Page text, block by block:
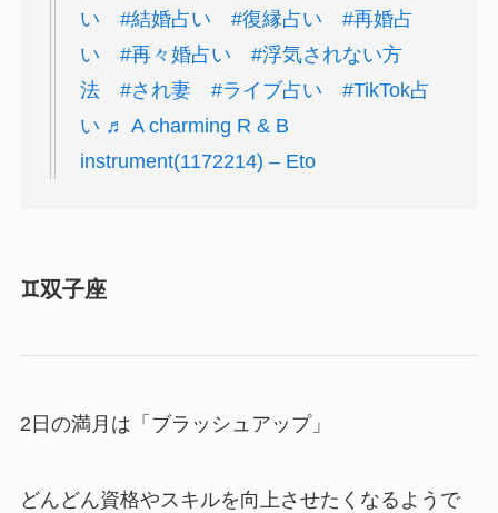
い
#結婚占い #復縁占い
#再婚占
い
#再々婚占い
#浮気されない方
法
#され妻 #ライブ占い
#TikTok占
い ♬ A charming R & B
instrument(1172214) – Eto
♊️双子座
2日の満月は「ブラッシュアップ」
どんどん資格やスキルを向上させたくなるようで